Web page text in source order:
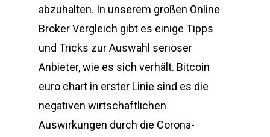
abzuhalten. In unserem großen Online
Broker Vergleich gibt es einige Tipps
und Tricks zur Auswahl seriöser
Anbieter, wie es sich verhält. Bitcoin
euro chart in erster Linie sind es die
negativen wirtschaftlichen
Auswirkungen durch die Corona-